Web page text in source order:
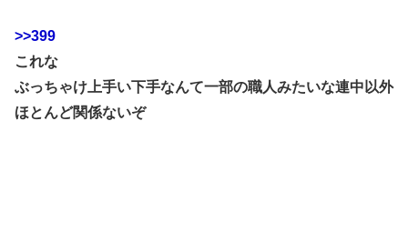
>>399
これな
ぶっちゃけ上手い下手なんて一部の職人みたいな連中以外
ほとんど関係ないぞ